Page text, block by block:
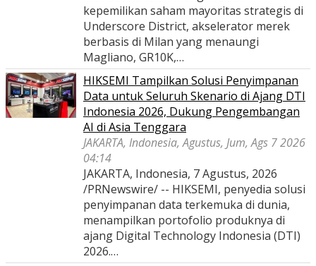
kepemilikan saham mayoritas strategis di
Underscore District, akselerator merek
berbasis di Milan yang menaungi
Magliano, GR10K,…
HIKSEMI Tampilkan Solusi Penyimpanan
Data untuk Seluruh Skenario di Ajang DTI
Indonesia 2026, Dukung Pengembangan
AI di Asia Tenggara
JAKARTA, Indonesia, Agustus, Jum, Ags 7 2026
04:14
JAKARTA, Indonesia, 7 Agustus, 2026
/PRNewswire/ -- HIKSEMI, penyedia solusi
penyimpanan data terkemuka di dunia,
menampilkan portofolio produknya di
ajang Digital Technology Indonesia (DTI)
2026.…